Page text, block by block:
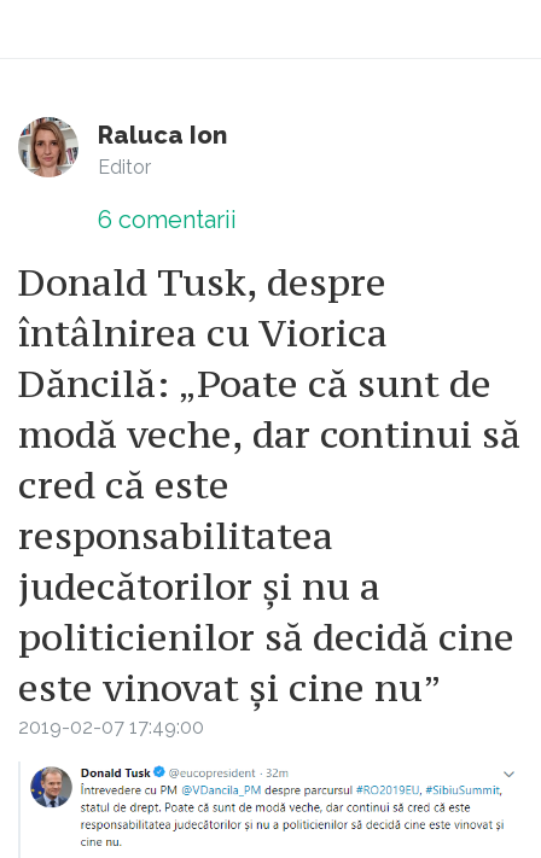
Raluca Ion
Editor
6 comentarii
Donald Tusk, despre
întâlnirea cu Viorica
Dăncilă: „Poate că sunt de
modă veche, dar continui să
cred că este
responsabilitatea
judecătorilor și nu a
politicienilor să decidă cine
este vinovat și cine nu”
2019-02-07 17:49:00